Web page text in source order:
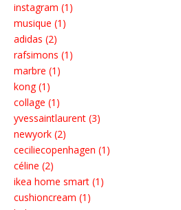
instagram (1)
musique (1)
adidas (2)
rafsimons (1)
marbre (1)
kong (1)
collage (1)
yvessaintlaurent (3)
newyork (2)
ceciliecopenhagen (1)
céline (2)
ikea home smart (1)
cushioncream (1)